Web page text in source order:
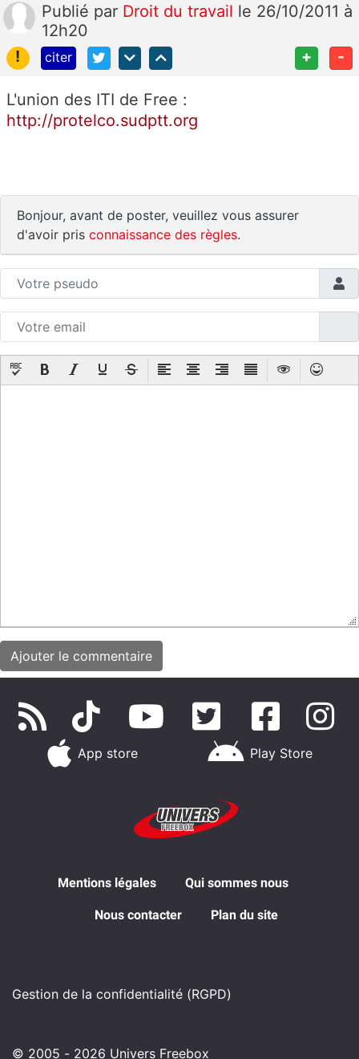
Publié par Droit du travail le 26/10/2011 à
12h20
!
citer + -
L'union des ITI de Free :
http://protelco.sudptt.org
Bonjour, avant de poster, veuillez vous assurer
d'avoir pris connaissance des règles.
App store Play Store
Mentions légales Qui sommes nous
Nous contacter Plan du site
Gestion de la confidentialité (RGPD)
© 2005 - 2026 Univers Freebox